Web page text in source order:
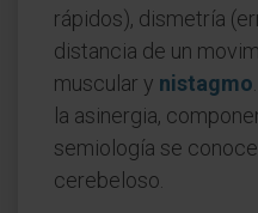
rápidos), dismetría
distancia de un
muscular y nistagmo
la asinergia,
semiología se
cerebeloso.